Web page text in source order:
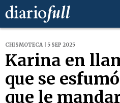
CHISMOTECA | 5 SEP 2025
Karina en
que se
que le